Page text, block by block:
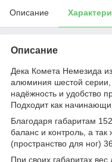
Описание
Описание
Дека Комета Немезида
алюминия шестой серии,
надёжность и удобство
Подходит как
Благодаря габаритам
баланс и контроль, а
(пространство для ног)
При своих габаритах